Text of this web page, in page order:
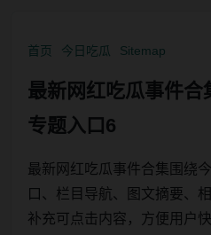
首页 今日吃瓜 Sitemap
最新网红吃瓜事件合
专题入口6
最新网红吃瓜事件合集围绕
口、栏目导航、图文摘要、
补充可点击内容，方便用户